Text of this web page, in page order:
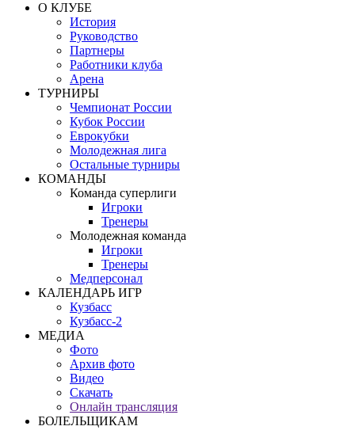
О КЛУБЕ
История
Руководство
Партнеры
Работники клуба
Арена
ТУРНИРЫ
Чемпионат России
Кубок России
Еврокубки
Молодежная лига
Остальные турниры
КОМАНДЫ
Команда суперлиги
Игроки
Тренеры
Молодежная команда
Игроки
Тренеры
Медперсонал
КАЛЕНДАРЬ ИГР
Кузбасс
Кузбасс-2
МЕДИА
Фото
Архив фото
Видео
Скачать
Онлайн трансляция
БОЛЕЛЬЩИКАМ